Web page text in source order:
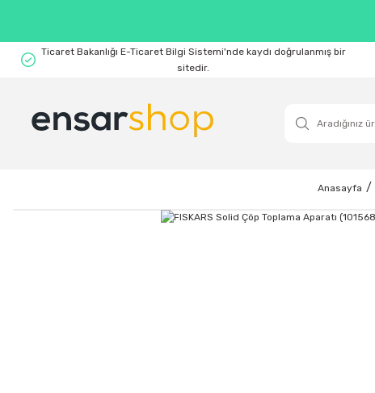
Ticaret Bakanlığı E-Ticaret Bilgi Sistemi'nde kaydı doğrulanmış bir
sitedir.
Anasayfa